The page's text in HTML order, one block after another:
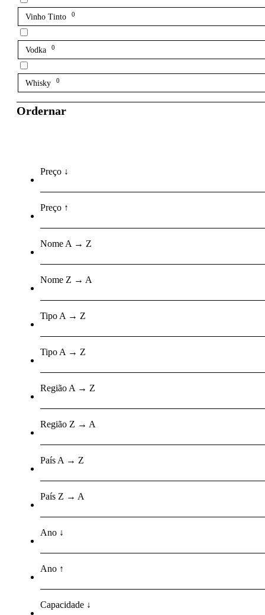
Vinho Tinto 0
Vodka 0
Whisky 0
Ordernar
Preço ↓
Preço ↑
Nome A → Z
Nome Z → A
Tipo A → Z
Tipo A → Z
Região A → Z
Região Z → A
País A → Z
País Z → A
Ano ↓
Ano ↑
Capacidade ↓